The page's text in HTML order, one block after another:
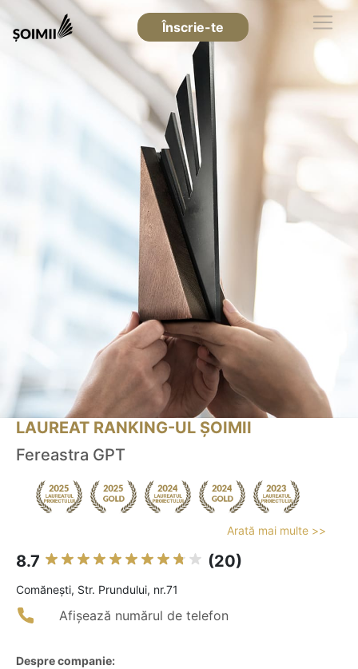
Înscrie-te
LAUREAT RANKING-UL ȘOIMII
Fereastra GPT
Arată mai multe >>
8.7 (20)
Comăneşti, Str. Prundului, nr.71
Afișează numărul de telefon
Despre companie: